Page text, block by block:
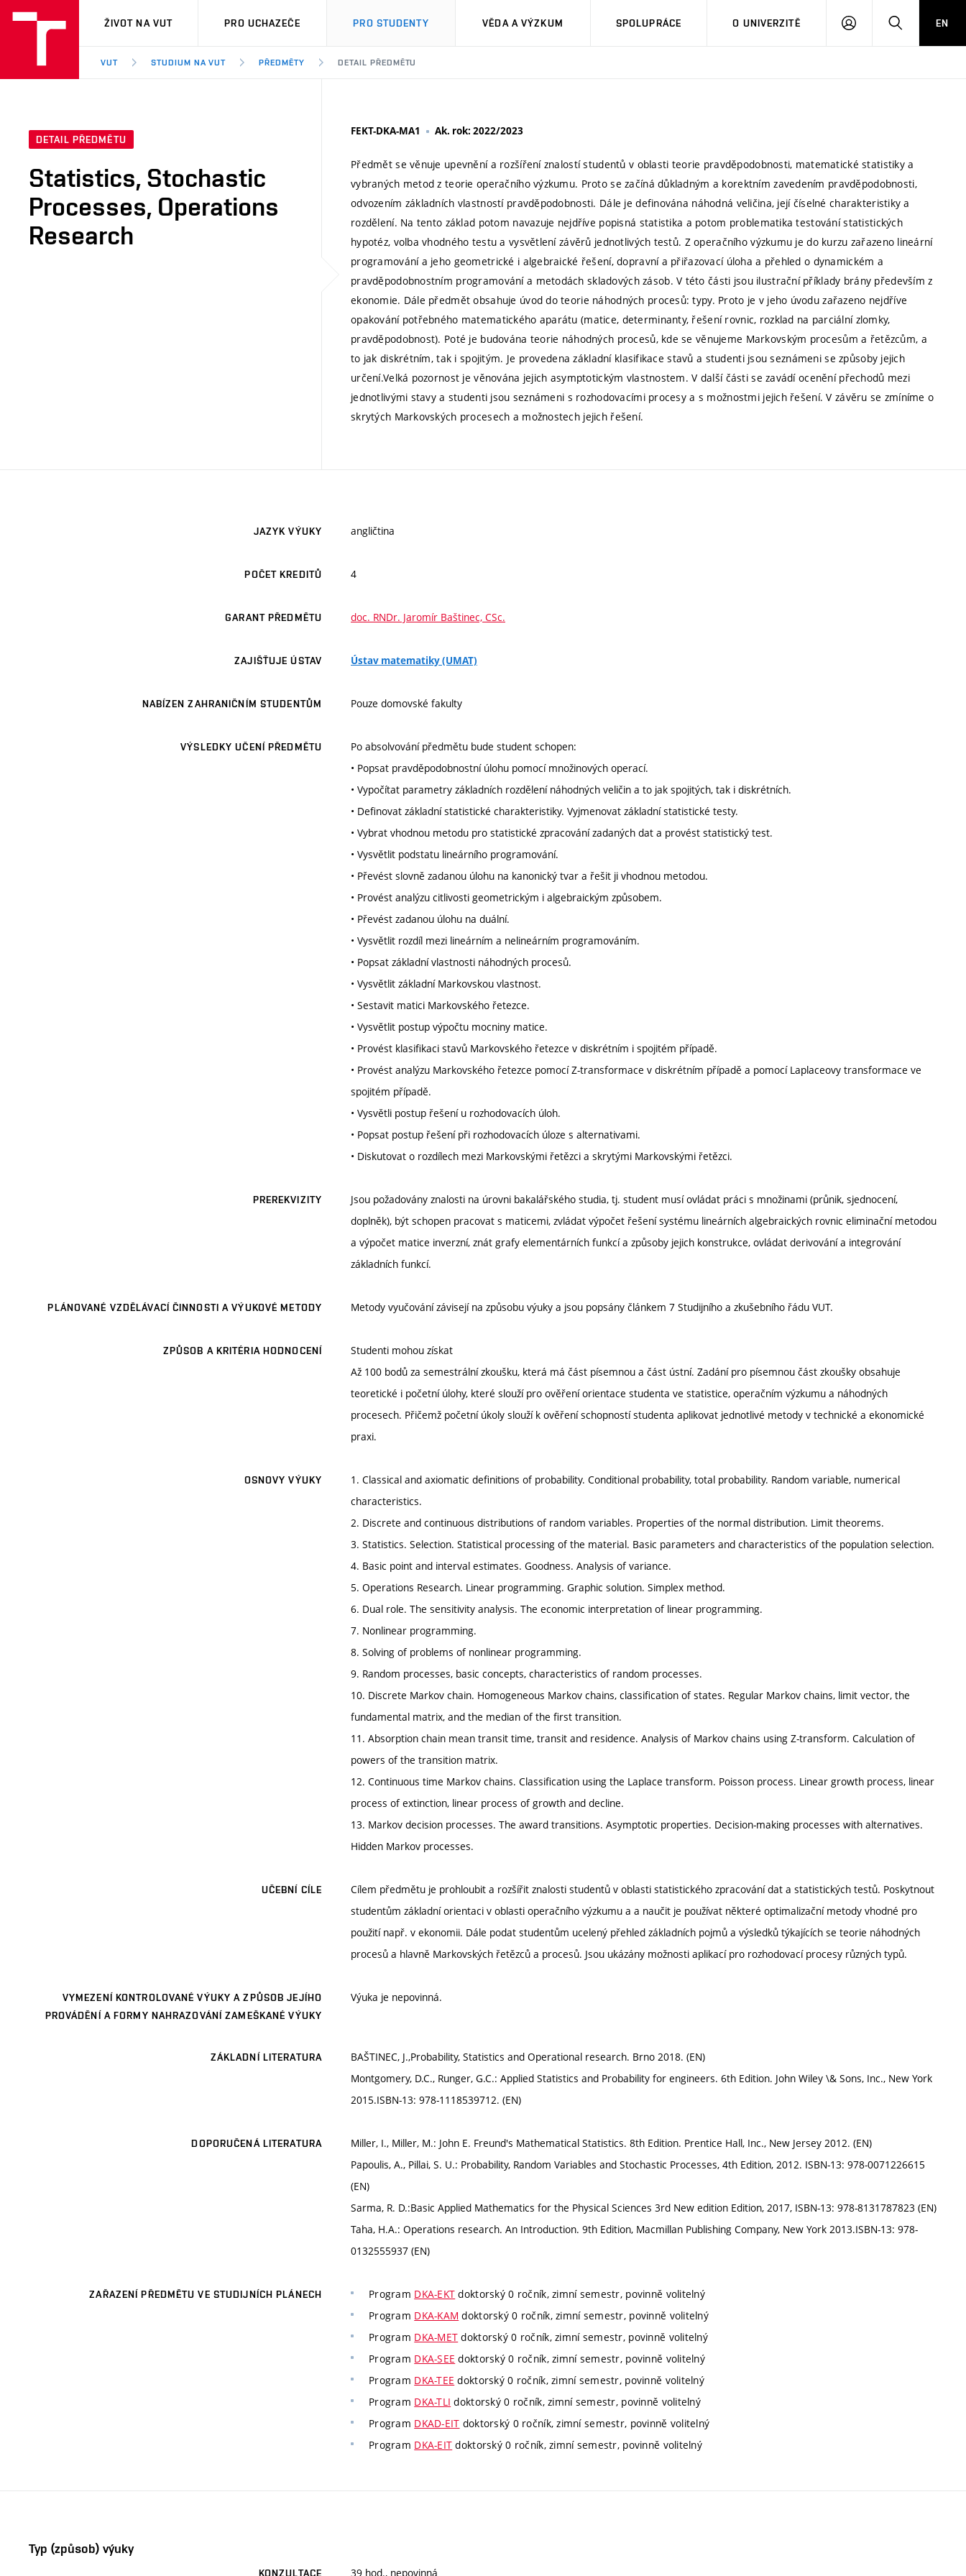
VUT
ŽIVOT NA VUT PRO UCHAZEČE PRO STUDENTY VĚDA A VÝZKUM SPOLUPRÁCE O UNIVERZITĚ
PŘIHLÁSIT HLEDATEN
VUT STUDIUM NA VUT PŘEDMĚTY DETAIL PŘEDMĚTU
DETAIL PŘEDMĚTU
Statistics, Stochastic
Processes, Operations
Research
FEKT-DKA-MA1 Ak. rok: 2022/2023
Předmět se věnuje upevnění a rozšíření znalostí studentů v oblasti teorie pravděpodobnosti, matematické statistiky a
vybraných metod z teorie operačního výzkumu. Proto se začíná důkladným a korektním zavedením pravděpodobnosti,
odvozením základních vlastností pravděpodobnosti. Dále je definována náhodná veličina, její číselné charakteristiky a
rozdělení. Na tento základ potom navazuje nejdříve popisná statistika a potom problematika testování statistických
hypotéz, volba vhodného testu a vysvětlení závěrů jednotlivých testů. Z operačního výzkumu je do kurzu zařazeno lineární
programování a jeho geometrické i algebraické řešení, dopravní a přiřazovací úloha a přehled o dynamickém a
pravděpodobnostním programování a metodách skladových zásob. V této části jsou ilustrační příklady brány především z
ekonomie. Dále předmět obsahuje úvod do teorie náhodných procesů: typy. Proto je v jeho úvodu zařazeno nejdříve
opakování potřebného matematického aparátu (matice, determinanty, řešení rovnic, rozklad na parciální zlomky,
pravděpodobnost). Poté je budována teorie náhodných procesů, kde se věnujeme Markovským procesům a řetězcům, a
to jak diskrétním, tak i spojitým. Je provedena základní klasifikace stavů a studenti jsou seznámeni se způsoby jejich
určení.Velká pozornost je věnována jejich asymptotickým vlastnostem. V další části se zavádí ocenění přechodů mezi
jednotlivými stavy a studenti jsou seznámeni s rozhodovacími procesy a s možnostmi jejich řešení. V závěru se zmíníme o
skrytých Markovských procesech a možnostech jejich řešení.
JAZYK VÝUKY angličtina
POČET KREDITŮ 4
GARANT PŘEDMĚTU doc. RNDr. Jaromír Baštinec, CSc.
ZAJIŠŤUJE ÚSTAV Ústav matematiky (UMAT)
NABÍZEN ZAHRANIČNÍM STUDENTŮM Pouze domovské fakulty
VÝSLEDKY UČENÍ PŘEDMĚTU
Po absolvování předmětu bude student schopen:
• Popsat pravděpodobnostní úlohu pomocí množinových operací.
• Vypočítat parametry základních rozdělení náhodných veličin a to jak spojitých, tak i diskrétních.
• Definovat základní statistické charakteristiky. Vyjmenovat základní statistické testy.
• Vybrat vhodnou metodu pro statistické zpracování zadaných dat a provést statistický test.
• Vysvětlit podstatu lineárního programování.
• Převést slovně zadanou úlohu na kanonický tvar a řešit ji vhodnou metodou.
• Provést analýzu citlivosti geometrickým i algebraickým způsobem.
• Převést zadanou úlohu na duální.
• Vysvětlit rozdíl mezi lineárním a nelineárním programováním.
• Popsat základní vlastnosti náhodných procesů.
• Vysvětlit základní Markovskou vlastnost.
• Sestavit matici Markovského řetezce.
• Vysvětlit postup výpočtu mocniny matice.
• Provést klasifikaci stavů Markovského řetezce v diskrétním i spojitém případě.
• Provést analýzu Markovského řetezce pomocí Z-transformace v diskrétním případě a pomocí Laplaceovy transformace ve
spojitém případě.
• Vysvětli postup řešení u rozhodovacích úloh.
• Popsat postup řešení při rozhodovacích úloze s alternativami.
• Diskutovat o rozdílech mezi Markovskými řetězci a skrytými Markovskými řetězci.
PREREKVIZITY
Jsou požadovány znalosti na úrovni bakalářského studia, tj. student musí ovládat práci s množinami (průnik, sjednocení,
doplněk), být schopen pracovat s maticemi, zvládat výpočet řešení systému lineárních algebraických rovnic eliminační metodou
a výpočet matice inverzní, znát grafy elementárních funkcí a způsoby jejich konstrukce, ovládat derivování a integrování
základních funkcí.
PLÁNOVANÉ VZDĚLÁVACÍ ČINNOSTI A VÝUKOVÉ METODY Metody vyučování závisejí na způsobu výuky a jsou popsány článkem 7 Studijního a zkušebního řádu VUT.
ZPŮSOB A KRITÉRIA HODNOCENÍ
Studenti mohou získat
Až 100 bodů za semestrální zkoušku, která má část písemnou a část ústní. Zadání pro písemnou část zkoušky obsahuje
teoretické i početní úlohy, které slouží pro ověření orientace studenta ve statistice, operačním výzkumu a náhodných
procesech. Přičemž početní úkoly slouží k ověření schopností studenta aplikovat jednotlivé metody v technické a ekonomické
praxi.
OSNOVY VÝUKY
1. Classical and axiomatic definitions of probability. Conditional probability, total probability. Random variable, numerical
characteristics.
2. Discrete and continuous distributions of random variables. Properties of the normal distribution. Limit theorems.
3. Statistics. Selection. Statistical processing of the material. Basic parameters and characteristics of the population selection.
4. Basic point and interval estimates. Goodness. Analysis of variance.
5. Operations Research. Linear programming. Graphic solution. Simplex method.
6. Dual role. The sensitivity analysis. The economic interpretation of linear programming.
7. Nonlinear programming.
8. Solving of problems of nonlinear programming.
9. Random processes, basic concepts, characteristics of random processes.
10. Discrete Markov chain. Homogeneous Markov chains, classification of states. Regular Markov chains, limit vector, the
fundamental matrix, and the median of the first transition.
11. Absorption chain mean transit time, transit and residence. Analysis of Markov chains using Z-transform. Calculation of
powers of the transition matrix.
12. Continuous time Markov chains. Classification using the Laplace transform. Poisson process. Linear growth process, linear
process of extinction, linear process of growth and decline.
13. Markov decision processes. The award transitions. Asymptotic properties. Decision-making processes with alternatives.
Hidden Markov processes.
UČEBNÍ CÍLE
Cílem předmětu je prohloubit a rozšířit znalosti studentů v oblasti statistického zpracování dat a statistických testů. Poskytnout
studentům základní orientaci v oblasti operačního výzkumu a a naučit je používat některé optimalizační metody vhodné pro
použití např. v ekonomii. Dále podat studentům ucelený přehled základních pojmů a výsledků týkajících se teorie náhodných
procesů a hlavně Markovských řetězců a procesů. Jsou ukázány možnosti aplikací pro rozhodovací procesy různých typů.
VYMEZENÍ KONTROLOVANÉ VÝUKY A ZPŮSOB JEJÍHO
PROVÁDĚNÍ A FORMY NAHRAZOVÁNÍ ZAMEŠKANÉ VÝUKY
Výuka je nepovinná.
ZÁKLADNÍ LITERATURA
BAŠTINEC, J.,Probability, Statistics and Operational research. Brno 2018. (EN)
Montgomery, D.C., Runger, G.C.: Applied Statistics and Probability for engineers. 6th Edition. John Wiley \& Sons, Inc., New York
2015.ISBN-13: 978-1118539712. (EN)
DOPORUČENÁ LITERATURA
Miller, I., Miller, M.: John E. Freund's Mathematical Statistics. 8th Edition. Prentice Hall, Inc., New Jersey 2012. (EN)
Papoulis, A., Pillai, S. U.: Probability, Random Variables and Stochastic Processes, 4th Edition, 2012. ISBN-13: 978-0071226615
(EN)
Sarma, R. D.:Basic Applied Mathematics for the Physical Sciences 3rd New edition Edition, 2017, ISBN-13: 978-8131787823 (EN)
Taha, H.A.: Operations research. An Introduction. 9th Edition, Macmillan Publishing Company, New York 2013.ISBN-13: 978-
0132555937 (EN)
ZAŘAZENÍ PŘEDMĚTU VE STUDIJNÍCH PLÁNECH Program DKA-EKT doktorský 0 ročník, zimní semestr, povinně volitelný
Program DKA-KAM doktorský 0 ročník, zimní semestr, povinně volitelný
Program DKA-MET doktorský 0 ročník, zimní semestr, povinně volitelný
Program DKA-SEE doktorský 0 ročník, zimní semestr, povinně volitelný
Program DKA-TEE doktorský 0 ročník, zimní semestr, povinně volitelný
Program DKA-TLI doktorský 0 ročník, zimní semestr, povinně volitelný
Program DKAD-EIT doktorský 0 ročník, zimní semestr, povinně volitelný
Program DKA-EIT doktorský 0 ročník, zimní semestr, povinně volitelný
Typ (způsob) výuky
KONZULTACE 39 hod., nepovinná